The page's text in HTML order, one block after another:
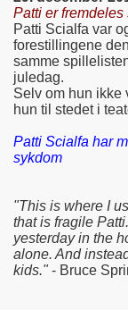
Patti er fremdeles
Patti Scialfa var
forestillingene
samme
juledag.
Selv om hun ikke
hun til stedet i
Patti Scialfa har
sykdom
"This is where I
that is fragile
yesterday in the
alone. And
kids."- Bruce